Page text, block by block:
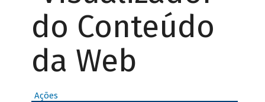
do Conteúdo
da Web
Ações